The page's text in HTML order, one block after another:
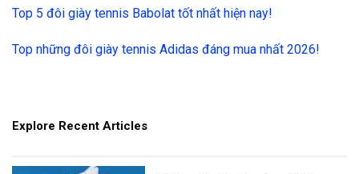
Top 5 đôi giày tennis Babolat tốt nhất hiện nay!
Top những đôi giày tennis Adidas đáng mua nhất 2026!
Explore Recent Articles